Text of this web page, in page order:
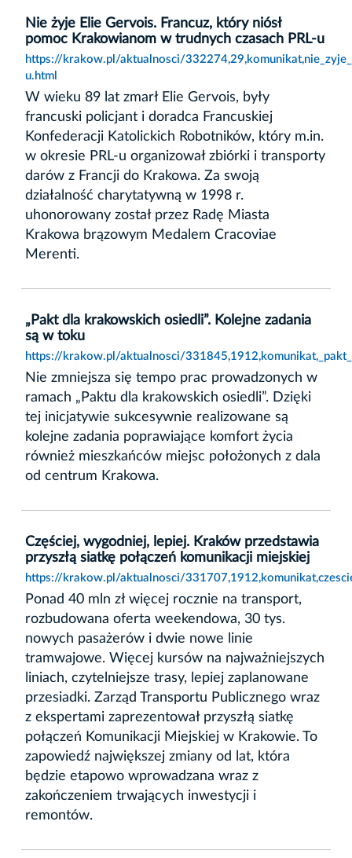
Nie żyje Elie Gervois. Francuz, który niósł
pomoc Krakowianom w trudnych czasach PRL-u
https://krakow.pl/aktualnosci/
u.html
W wieku 89 lat zmarł Elie Gervois, były
francuski policjant i doradca Francuskiej
Konfederacji Katolickich Robotników, który m.in.
w okresie PRL-u organizował zbiórki i transporty
darów z Francji do Krakowa. Za swoją
działalność charytatywną w 1998 r.
uhonorowany został przez Radę Miasta
Krakowa brązowym Medalem Cracoviae
Merenti.
„Pakt dla krakowskich osiedli”. Kolejne zadania
są w toku
https://krakow.pl/aktualnosci/
Nie zmniejsza się tempo prac prowadzonych w
ramach „Paktu dla krakowskich osiedli”. Dzięki
tej inicjatywie sukcesywnie realizowane są
kolejne zadania poprawiające komfort życia
również mieszkańców miejsc położonych z dala
od centrum Krakowa.
Częściej, wygodniej, lepiej. Kraków przedstawia
przyszłą siatkę połączeń komunikacji miejskiej
https://krakow.pl/aktualnosci/
Ponad 40 mln zł więcej rocznie na transport,
rozbudowana oferta weekendowa, 30 tys.
nowych pasażerów i dwie nowe linie
tramwajowe. Więcej kursów na najważniejszych
liniach, czytelniejsze trasy, lepiej zaplanowane
przesiadki. Zarząd Transportu Publicznego wraz
z ekspertami zaprezentował przyszłą siatkę
połączeń Komunikacji Miejskiej w Krakowie. To
zapowiedź największej zmiany od lat, która
będzie etapowo wprowadzana wraz z
zakończeniem trwających inwestycji i
remontów.